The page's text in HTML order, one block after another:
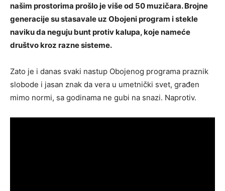
našim prostorima prošlo je više od 50 muzičara. Brojne
generacije su stasavale uz Obojeni program i stekle
naviku da neguju bunt protiv kalupa, koje nameće
društvo kroz razne sisteme.
Zato je i danas svaki nastup Obojenog programa praznik
slobode i jasan znak da vera u umetnički svet, građen
mimo normi, sa godinama ne gubi na snazi. Naprotiv.